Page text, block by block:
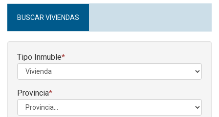
BUSCAR VIVIENDAS
Tipo Inmuble*
Provincia*